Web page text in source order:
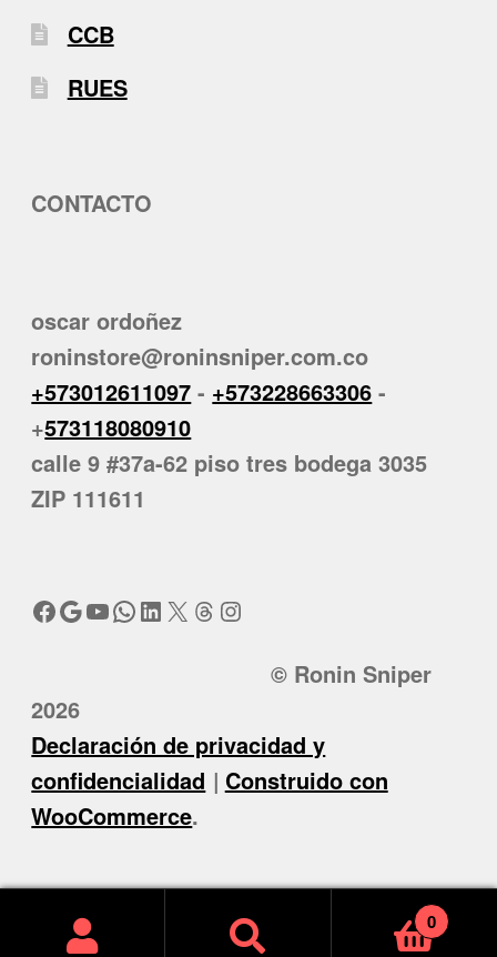
CCB
RUES
CONTACTO
oscar ordoñez
roninstore@roninsniper.com.co
+573012611097 - +573228663306 -
+573118080910
calle 9 #37a-62 piso tres bodega 3035
ZIP 111611
Facebook
Google
YouTube
WhatsApp
LinkedIn
X Threads
Instagram
© Ronin Sniper
2026
Declaración de privacidad y
confidencialidad
Construido con
WooCommerce.
0